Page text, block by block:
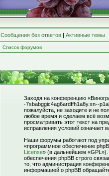
Сообщения без ответов | Активные темы
Список форумов
Заходя на конференцию
-7sbabggic4ag6ardffh1a8y.xn--
пожалуйста, не заходите и не
любое время и сделаем всё
просматривать этот текст на
исправления условий означает
Наши форумы работают под
«программное обеспечение
License» (в дальнейшем «GPL»).
обеспечения phpBB строго
то, что администрация
информацией о phpBB